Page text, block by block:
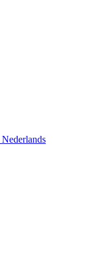
Nederlands